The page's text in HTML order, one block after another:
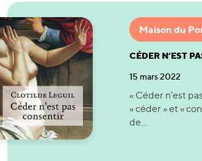
Maison du
CÉDER N’EST
15 mars 2022
« Céder n’est
« céder » et «
de...